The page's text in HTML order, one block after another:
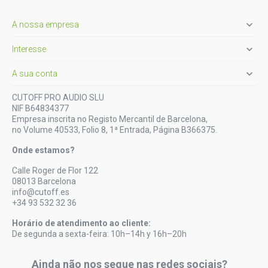
A nossa empresa 
Interesse 
A sua conta 
CUTOFF PRO AUDIO SLU
NIF B64834377
Empresa inscrita no Registo Mercantil de Barcelona,
no Volume 40533, Folio 8, 1ª Entrada, Página B366375.
Onde estamos?
Calle Roger de Flor 122
08013 Barcelona
info@cutoff.es
+34 93 532 32 36
Horário de atendimento ao cliente:
De segunda a sexta-feira: 10h–14h y 16h–20h
Ainda não nos segue nas redes sociais?